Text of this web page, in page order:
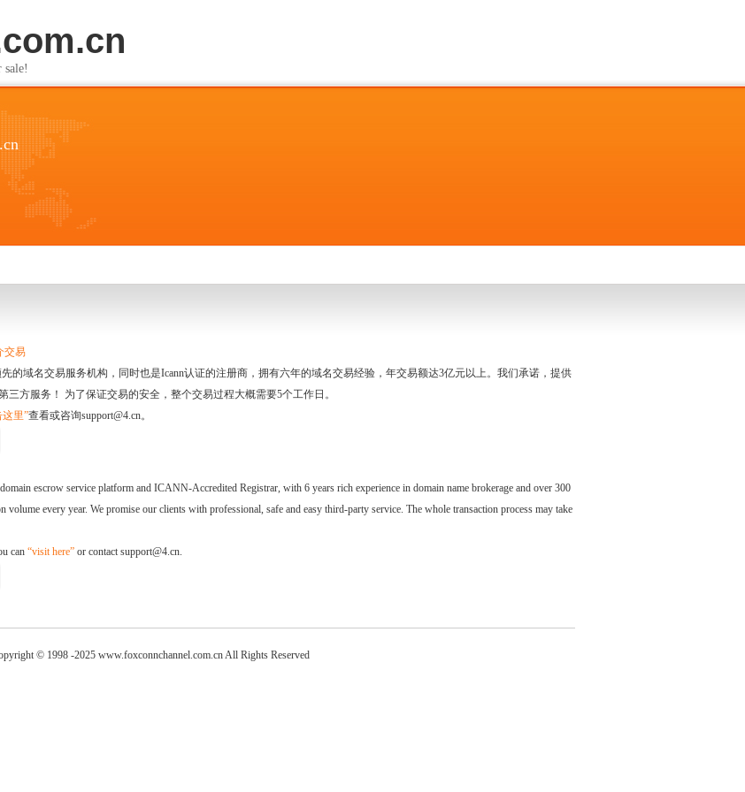
交易
的域名交易服务机构，同时也是Icann认证的注册商，拥有六年的域名交易经验，年交易额达3亿元以上。我们承诺，提供
三方服务！ 为了保证交易的安全，整个交易过程大概需要5个工作日。
这里”查看或咨询support@4.cn。
escrow service platform and ICANN-Accredited Registrar, with 6 years rich experience in domain name brokerage and over 300
volume every year. We promise our clients with professional, safe and easy third-party service. The whole transaction process may take
can “visit here” or contact support@4.cn.
© 1998 -2025 www.foxconnchannel.com.cn All Rights Reserved